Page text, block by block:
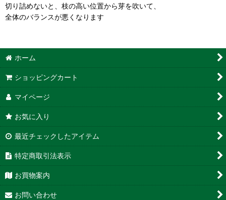
切り詰めないと、枝の高い位置から芽を吹いて、
全体のバランスが悪くなります
ホーム
ショッピングカート
マイページ
お気に入り
最近チェックしたアイテム
特定商取引法表示
お買物案内
お問い合わせ